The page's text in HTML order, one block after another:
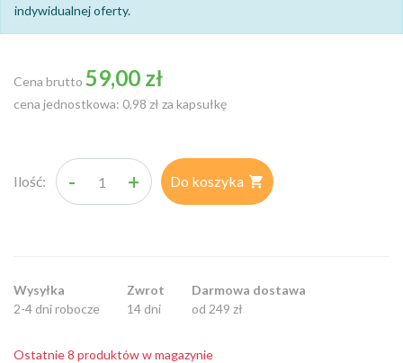
indywidualnej oferty.
Cena brutto 59,00 zł
cena jednostkowa: 0,98 zł za kapsułkę
Ilość: - + Do koszyka 
Wysyłka
2-4 dni robocze
Zwrot
14 dni
Darmowa dostawa
od 249 zł
Ostatnie 8 produktów w magazynie